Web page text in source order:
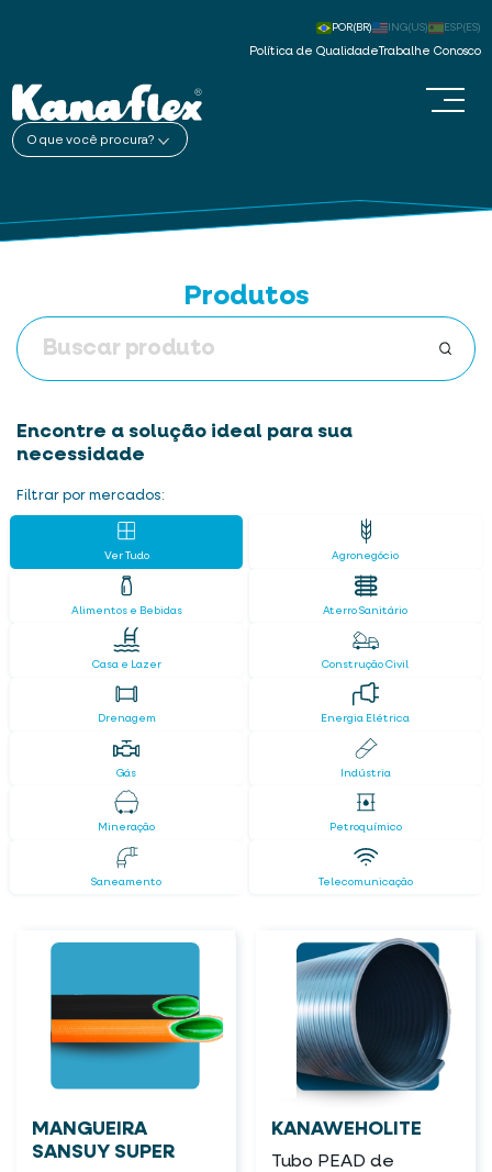
Política de Qualidade Trabalhe Conosco
POR(BR) ING(US) ESP(ES)
O que você procura?
Produtos
Encontre a solução ideal para sua
necessidade
Filtrar por mercados:
Ver Tudo Agronegócio
Alimentos e Bebidas Aterro Sanitário
Casa e Lazer Construção Civil
Drenagem Energia Elétrica
Gás Indústria
Mineração Petroquímico
Saneamento Telecomunicação
MANGUEIRA
SANSUY SUPER
KANAWEHOLITE
Tubo PEAD de